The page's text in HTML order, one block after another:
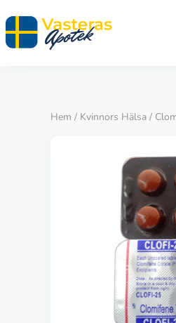
Hem / Kvinnors Hälsa /